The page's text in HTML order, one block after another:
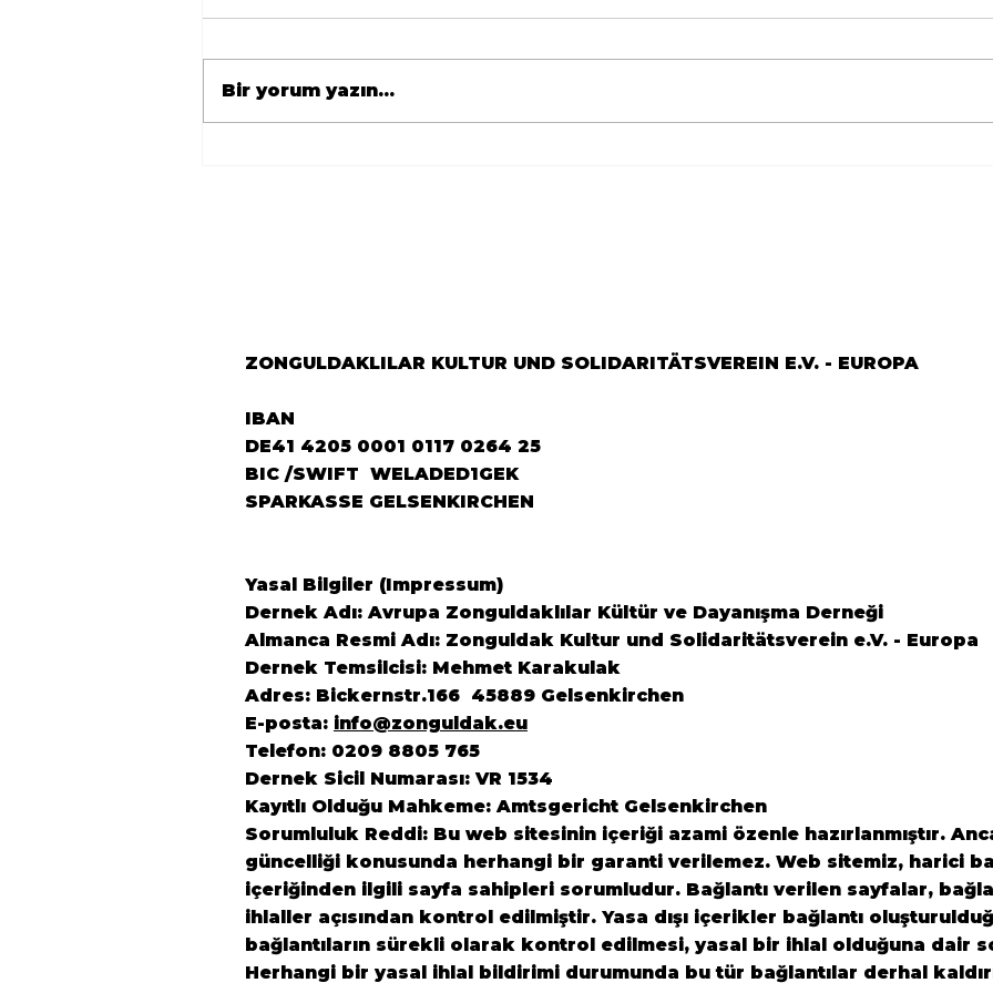
Bir yorum yazın...
ZONGULDAKLILAR KULTUR UND SOLIDARITÄTSVEREIN E.V. - EUROPA
IBAN
DE41 4205 0001 0117 0264 25
BIC /SWIFT WELADED1GEK
SPARKASSE GELSENKIRCHEN
Yasal Bilgiler (Impressum)
Dernek Adı: Avrupa Zonguldaklılar Kültür ve Dayanışma Derneği
Almanca Resmi Adı: Zonguldak Kultur und Solidaritätsverein e.V. - Europa
Dernek Temsilcisi: Mehmet Karakulak
Adres: Bickernstr.166 45889 Gelsenkirchen
E-posta: info@zonguldak.eu
Telefon: 0209 8805 765
Dernek Sicil Numarası: VR 1534
Kayıtlı Olduğu Mahkeme: Amtsgericht Gelsenkirchen
Sorumluluk Reddi: Bu web sitesinin içeriği azami özenle hazırlanmıştır.
güncelliği konusunda herhangi bir garanti verilemez. Web sitemiz, harici
içeriğinden ilgili sayfa sahipleri sorumludur. Bağlantı verilen sayfalar,
ihlaller açısından kontrol edilmiştir. Yasa dışı içerikler bağlantı
bağlantıların sürekli olarak kontrol edilmesi, yasal bir ihlal olduğuna dair
Herhangi bir yasal ihlal bildirimi durumunda bu tür bağlantılar derhal